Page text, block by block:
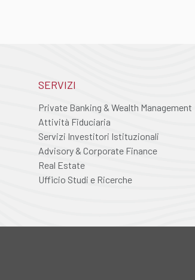
SERVIZI
Private Banking & Wealth Management
Attività Fiduciaria
Servizi Investitori Istituzionali
Advisory & Corporate Finance
Real Estate
Ufficio Studi e Ricerche